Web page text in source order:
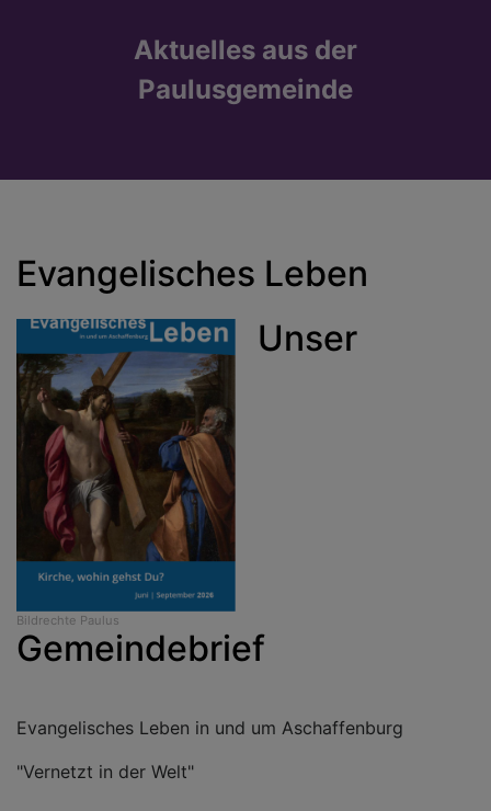
Aktuelles aus der
Paulusgemeinde
Evangelisches Leben
Bildrechte Paulus
Unser
Gemeindebrief
Evangelisches Leben in und um Aschaffenburg
"Vernetzt in der Welt"